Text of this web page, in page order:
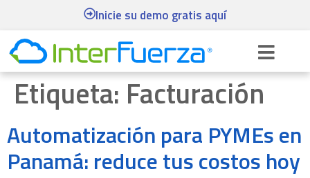
Inicie su demo gratis aquí
Etiqueta: Facturación
Automatización para PYMEs en
Panamá: reduce tus costos hoy